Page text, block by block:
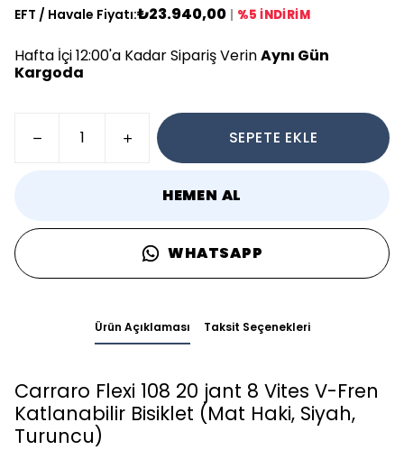
EFT / Havale Fiyatı:₺23.940,00 | %5 İNDİRİM
Hafta İçi 12:00'a Kadar Sipariş VerinAynı Gün
Kargoda
SEPETE EKLE
HEMEN AL
WHATSAPP
Ürün Açıklaması Taksit Seçenekleri
Carraro Flexi 108 20 jant 8 Vites V-Fren
Katlanabilir Bisiklet (Mat Haki, Siyah,
Turuncu)